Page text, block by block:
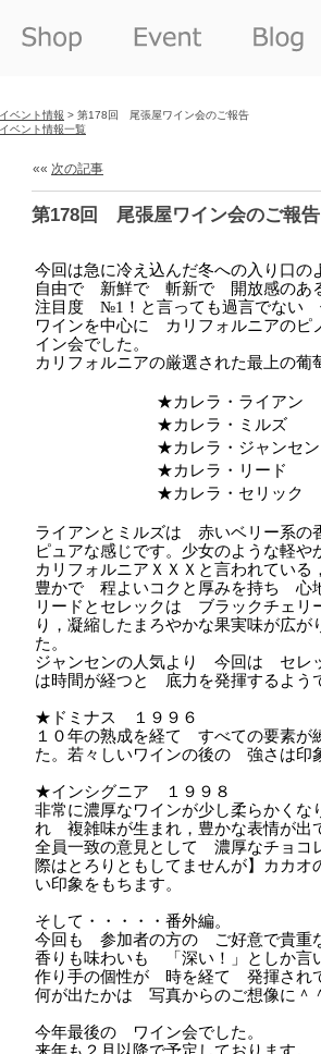
イベント情報 > 第178回 尾張屋ワイン会のご報告
イベント情報一覧
«« 次の記事
第178回 尾張屋ワイン会のご報告